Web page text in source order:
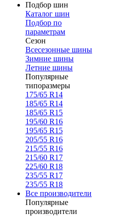
Подбор шин
Каталог шин
Подбор по
параметрам
Сезон
Всесезонные шины
Зимние шины
Летние шины
Популярные
типоразмеры
175/65 R14
185/65 R14
185/65 R15
195/60 R16
195/65 R15
205/55 R16
215/55 R16
215/60 R17
225/60 R18
235/55 R17
235/55 R18
Все производители
Популярные
производители